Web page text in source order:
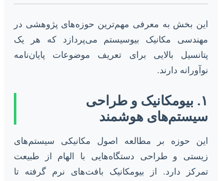
این بخش به معرفی مهم‌ترین حوزه‌های پژوهشی در
مهندسی مکانیک بیوسیستم می‌پردازد که هر یک
پتانسیل بالایی برای تعریف موضوعات پایان‌نامه
نوآورانه دارند.
۱. بیومکانیک و طراحی
سیستم‌های هوشمند
این حوزه بر مطالعه اصول مکانیکی سیستم‌های
زیستی و طراحی دستگاه‌هایی با الهام از طبیعت
تمرکز دارد. از بیومکانیک بافت‌های نرم گرفته تا